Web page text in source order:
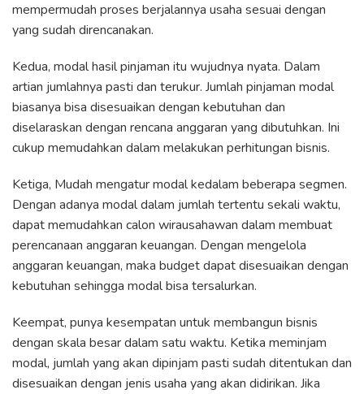
mempermudah proses berjalannya usaha sesuai dengan
yang sudah direncanakan.
Kedua, modal hasil pinjaman itu wujudnya nyata. Dalam
artian jumlahnya pasti dan terukur. Jumlah pinjaman modal
biasanya bisa disesuaikan dengan kebutuhan dan
diselaraskan dengan rencana anggaran yang dibutuhkan. Ini
cukup memudahkan dalam melakukan perhitungan bisnis.
Ketiga, Mudah mengatur modal kedalam beberapa segmen.
Dengan adanya modal dalam jumlah tertentu sekali waktu,
dapat memudahkan calon wirausahawan dalam membuat
perencanaan anggaran keuangan. Dengan mengelola
anggaran keuangan, maka budget dapat disesuaikan dengan
kebutuhan sehingga modal bisa tersalurkan.
Keempat, punya kesempatan untuk membangun bisnis
dengan skala besar dalam satu waktu. Ketika meminjam
modal, jumlah yang akan dipinjam pasti sudah ditentukan dan
disesuaikan dengan jenis usaha yang akan didirikan. Jika